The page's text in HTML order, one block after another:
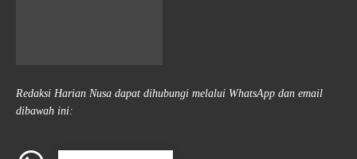
Redaksi Harian Nusa dapat dihubungi melalui WhatsApp dan email
dibawah ini: